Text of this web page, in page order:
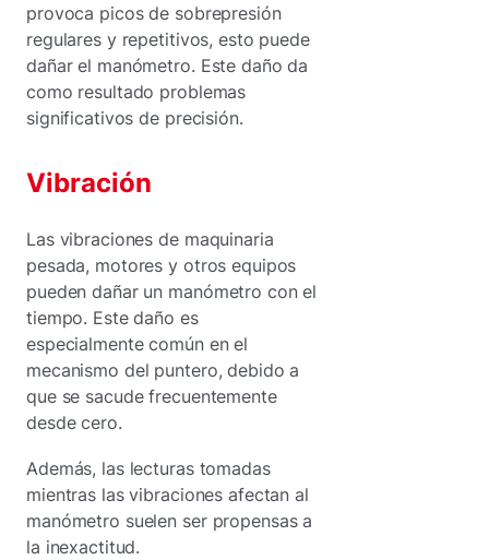
provoca picos de sobrepresión
regulares y repetitivos, esto puede
dañar el manómetro. Este daño da
como resultado problemas
significativos de precisión.
Vibración
Las vibraciones de maquinaria
pesada, motores y otros equipos
pueden dañar un manómetro con el
tiempo. Este daño es
especialmente común en el
mecanismo del puntero, debido a
que se sacude frecuentemente
desde cero.
Además, las lecturas tomadas
mientras las vibraciones afectan al
manómetro suelen ser propensas a
la inexactitud.